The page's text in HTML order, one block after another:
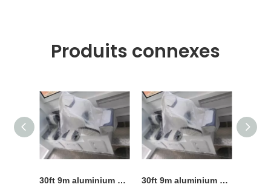
Produits connexes
30ft 9m aluminium 3 tonnes charge utile île espérant vitesse cabine bateau de travail bateau de pêche bateau de débarquement à vendre 30ft 9m aluminium 3 tonnes charge utile île espérant vitesse cabine bateau de travail bateau de pêche bateau de débarquement à vendre